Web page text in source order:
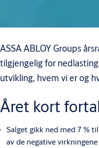
ASSA ABLOY Groups
tilgjengelig for
utvikling, hvem vi er og
Året kort
Salget gikk ned med 7 %
av de negative